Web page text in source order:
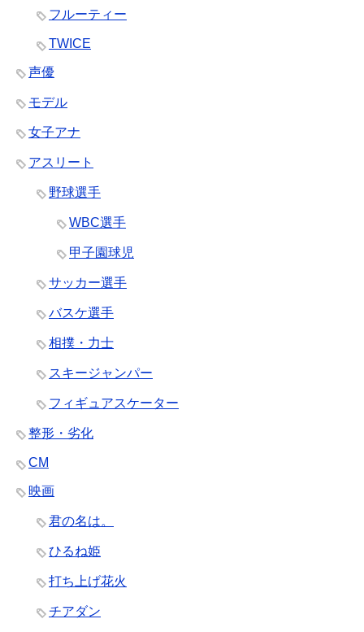
フルーティー
TWICE
声優
モデル
女子アナ
アスリート
野球選手
WBC選手
甲子園球児
サッカー選手
バスケ選手
相撲・力士
スキージャンパー
フィギュアスケーター
整形・劣化
CM
映画
君の名は。
ひるね姫
打ち上げ花火
チアダン